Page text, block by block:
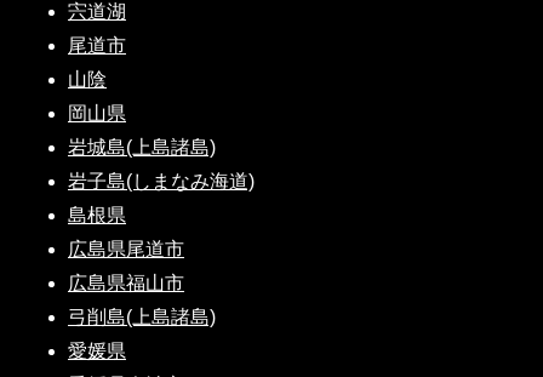
宍道湖
尾道市
山陰
岡山県
岩城島(上島諸島)
岩子島(しまなみ海道)
島根県
広島県尾道市
広島県福山市
弓削島(上島諸島)
愛媛県